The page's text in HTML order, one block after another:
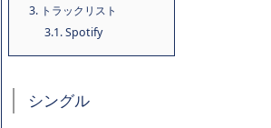
3. トラックリスト
3.1.Spotify
シングル